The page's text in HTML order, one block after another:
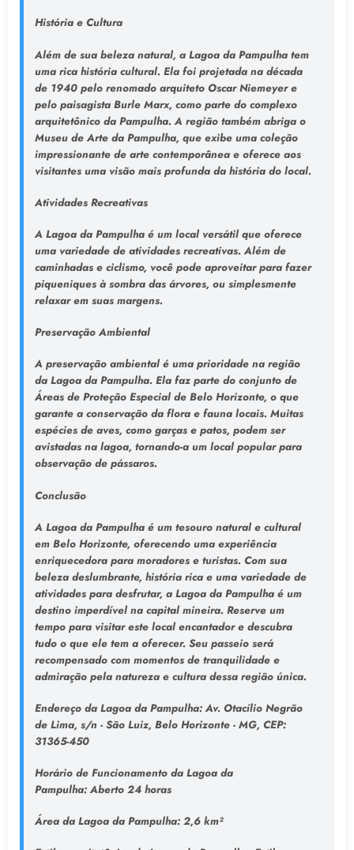
História e Cultura
Além de sua beleza natural, a Lagoa da Pampulha tem
uma rica história cultural. Ela foi projetada na década
de 1940 pelo renomado arquiteto Oscar Niemeyer e
pelo paisagista Burle Marx, como parte do complexo
arquitetônico da Pampulha. A região também abriga o
Museu de Arte da Pampulha, que exibe uma coleção
impressionante de arte contemporânea e oferece aos
visitantes uma visão mais profunda da história do local.
Atividades Recreativas
A Lagoa da Pampulha é um local versátil que oferece
uma variedade de atividades recreativas. Além de
caminhadas e ciclismo, você pode aproveitar para fazer
piqueniques à sombra das árvores, ou simplesmente
relaxar em suas margens.
Preservação Ambiental
A preservação ambiental é uma prioridade na região
da Lagoa da Pampulha. Ela faz parte do conjunto de
Áreas de Proteção Especial de Belo Horizonte, o que
garante a conservação da flora e fauna locais. Muitas
espécies de aves, como garças e patos, podem ser
avistadas na lagoa, tornando-a um local popular para
observação de pássaros.
Conclusão
A Lagoa da Pampulha é um tesouro natural e cultural
em Belo Horizonte, oferecendo uma experiência
enriquecedora para moradores e turistas. Com sua
beleza deslumbrante, história rica e uma variedade de
atividades para desfrutar, a Lagoa da Pampulha é um
destino imperdível na capital mineira. Reserve um
tempo para visitar este local encantador e descubra
tudo o que ele tem a oferecer. Seu passeio será
recompensado com momentos de tranquilidade e
admiração pela natureza e cultura dessa região única.
Endereço da Lagoa da Pampulha: Av. Otacílio Negrão
de Lima, s/n - São Luiz, Belo Horizonte - MG, CEP:
31365-450
Horário de Funcionamento da Lagoa da
Pampulha:Aberto 24 horas
Área da Lagoa da Pampulha:2,6 km²